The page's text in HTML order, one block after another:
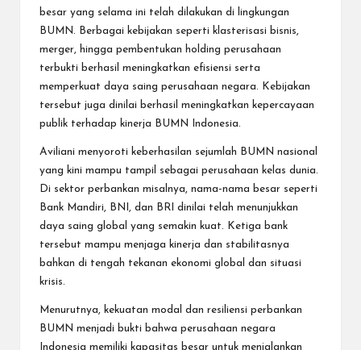
besar yang selama ini telah dilakukan di lingkungan
BUMN. Berbagai kebijakan seperti klasterisasi bisnis,
merger, hingga pembentukan holding perusahaan
terbukti berhasil meningkatkan efisiensi serta
memperkuat daya saing perusahaan negara. Kebijakan
tersebut juga dinilai berhasil meningkatkan kepercayaan
publik terhadap kinerja BUMN Indonesia.
Aviliani menyoroti keberhasilan sejumlah BUMN nasional
yang kini mampu tampil sebagai perusahaan kelas dunia.
Di sektor perbankan misalnya, nama-nama besar seperti
Bank Mandiri, BNI, dan BRI dinilai telah menunjukkan
daya saing global yang semakin kuat. Ketiga bank
tersebut mampu menjaga kinerja dan stabilitasnya
bahkan di tengah tekanan ekonomi global dan situasi
krisis.
Menurutnya, kekuatan modal dan resiliensi perbankan
BUMN menjadi bukti bahwa perusahaan negara
Indonesia memiliki kapasitas besar untuk menjalankan